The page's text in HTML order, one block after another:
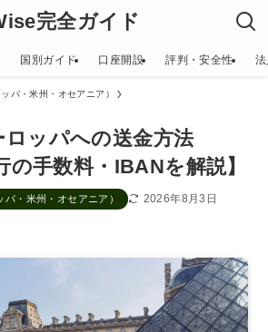
完全ガイド
国別ガイド 口座開設 評判・安全性
パ・米州・オセアニア）
ロッパへの送金方法
の手数料・IBANを解説】
・米州・オセアニア）
2026年8月3日